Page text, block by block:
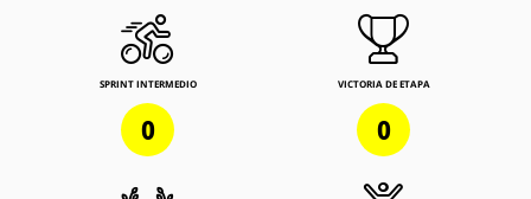
SPRINT INTERMEDIO
0
VICTORIA DE ETAPA
0